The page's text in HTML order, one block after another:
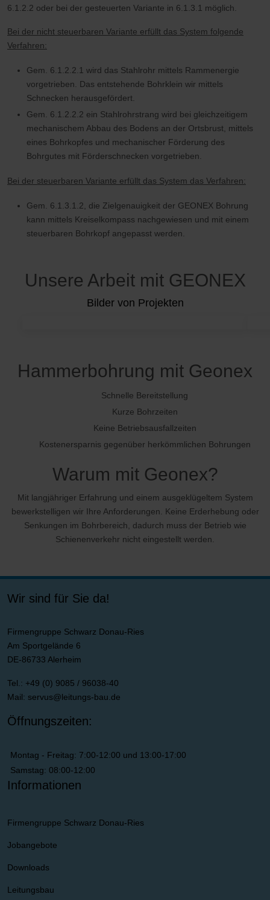
6.1.2.2 oder bei der gesteuerten Variante in 6.1.3.1 möglich.
Bei der nicht steuerbaren Variante erfüllt das System folgende
Verfahren:
Gem. 6.1.2.2.1 wird das Stahlrohr mittels Rammenergie
vorgetrieben. Das entstehende Bohrklein wir mittels
Schnecken herausgefördert.
Gem. 6.1.2.2.2 ein Stahlrohrstrang wird bei gleichzeitigem
mechanischem Abbau des Bodens an der Ortsbrust, mittels
eines Bohrkopfes und mechanischer Förderung des
Bohrgutes mit Förderschnecken vorgetrieben.
Bei der steuerbaren Variante erfüllt das System das Verfahren:
Gem. 6.1.3.1.2, die Zielgenauigkeit der GEONEX Bohrung
kann mittels Kreiselkompass nachgewiesen und mit einem
steuerbaren Bohrkopf angepasst werden.
Unsere Arbeit mit GEONEX
Bilder von Projekten
Hammerbohrung mit Geonex
Schnelle Bereitstellung
Kurze Bohrzeiten
Keine Betriebsausfallzeiten
Kostenersparnis gegenüber herkömmlichen Bohrungen
Warum mit Geonex?
Mit langjähriger Erfahrung und einem ausgeklügeltem System
bewerkstelligen wir Ihre Anforderungen. Keine Erderhebung oder
Senkungen im Bohrbereich, dadurch muss der Betrieb wie
Schienenverkehr nicht eingestellt werden.
Wir sind für Sie da!
Firmengruppe Schwarz Donau-Ries
Am Sportgelände 6
DE-86733 Alerheim
Tel.: +49 (0) 9085 / 96038-40
Mail: servus@leitungs-bau.de
Öffnungszeiten:
Montag - Freitag: 7:00-12:00 und 13:00-17:00
Samstag: 08:00-12:00
Informationen
Firmengruppe Schwarz Donau-Ries
Jobangebote
Downloads
Leitungsbau